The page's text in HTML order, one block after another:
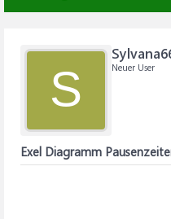
S Neuer User
Exel Diagramm